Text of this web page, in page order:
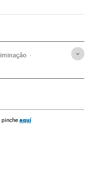
Facebook
pinche aquí